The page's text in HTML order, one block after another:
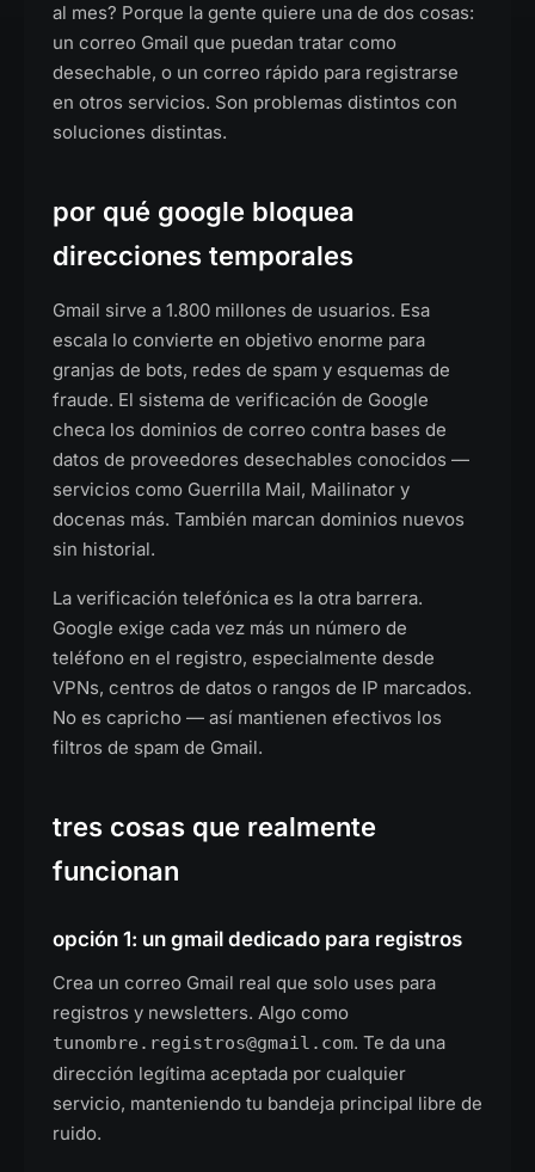
al mes? Porque la gente quiere una de dos cosas:
un correo Gmail que puedan tratar como
desechable, o un correo rápido para registrarse
en otros servicios. Son problemas distintos con
soluciones distintas.
por qué google bloquea
direcciones temporales
Gmail sirve a 1.800 millones de usuarios. Esa
escala lo convierte en objetivo enorme para
granjas de bots, redes de spam y esquemas de
fraude. El sistema de verificación de Google
checa los dominios de correo contra bases de
datos de proveedores desechables conocidos —
servicios como Guerrilla Mail, Mailinator y
docenas más. También marcan dominios nuevos
sin historial.
La verificación telefónica es la otra barrera.
Google exige cada vez más un número de
teléfono en el registro, especialmente desde
VPNs, centros de datos o rangos de IP marcados.
No es capricho — así mantienen efectivos los
filtros de spam de Gmail.
tres cosas que realmente
funcionan
opción 1: un gmail dedicado para registros
Crea un correo Gmail real que solo uses para
registros y newsletters. Algo como
tunombre.registros@gmail.com. Te da una
dirección legítima aceptada por cualquier
servicio, manteniendo tu bandeja principal libre de
ruido.